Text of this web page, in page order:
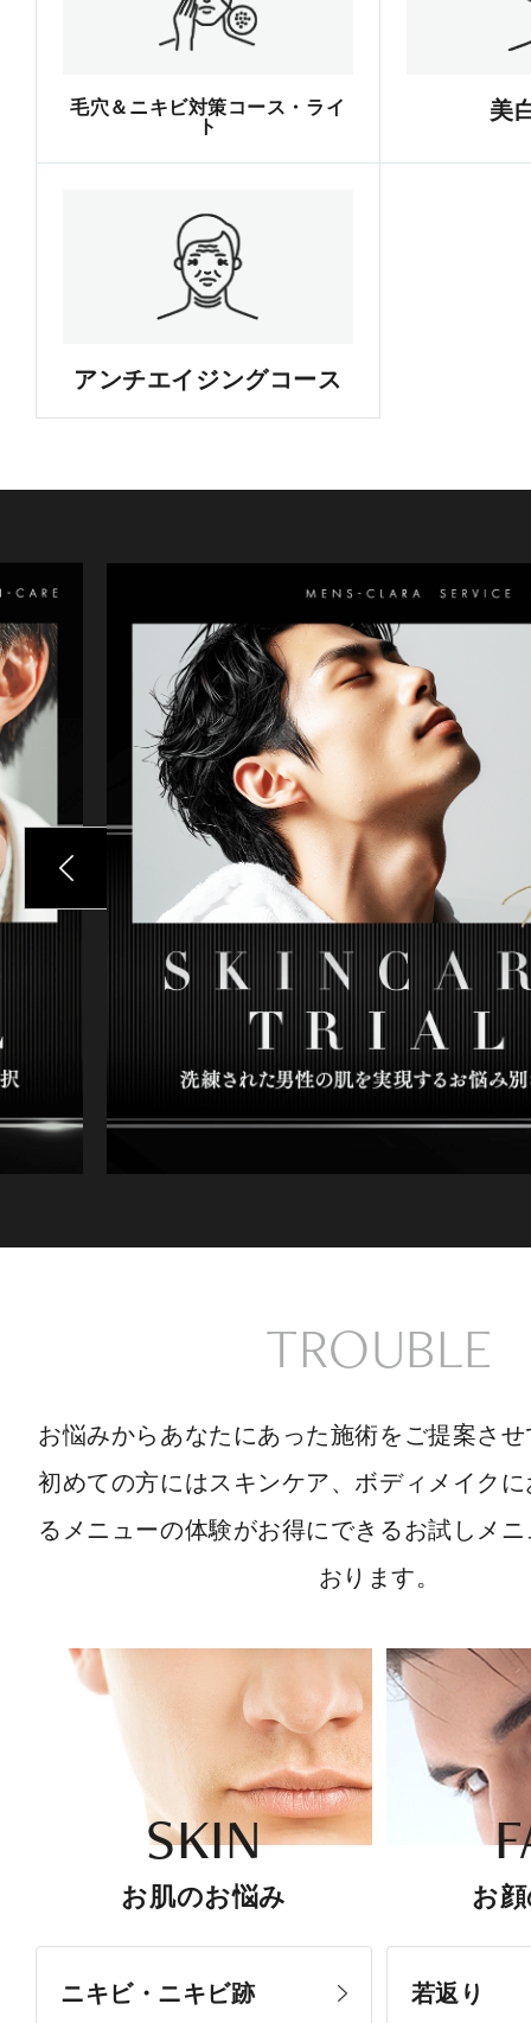
毛穴＆ニキビ対策コース・ライ
ト
美
アンチエイジングコース
TROUBLE
お悩みからあなたにあった施術をご提案さ
初めての方にはスキンケア、ボディメイク
るメニューの体験がお得にできるお試しメ
おります。
SKIN
お肌のお悩み
ニキビ・ニキビ跡
お
若返り